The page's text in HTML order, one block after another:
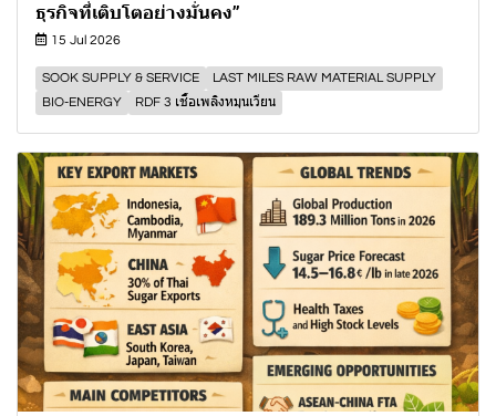
ธุรกิจที่เติบโตอย่างมั่นคง”
15 Jul 2026
SOOK SUPPLY & SERVICE
LAST MILES RAW MATERIAL SUPPLY
BIO-ENERGY
RDF 3 เชื้อเพลิงหมุนเวียน